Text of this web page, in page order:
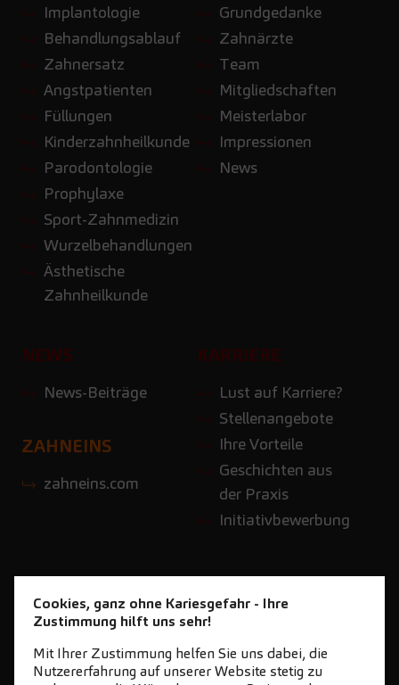
Implantologie
Behandlungsablauf
Zahnersatz
Angstpatienten
Füllungen
Kinderzahnheilkunde
Parodontologie
Prophylaxe
Sport-Zahnmedizin
Wurzelbehandlungen
Ästhetische
Zahnheilkunde
Grundgedanke
Zahnärzte
Team
Mitgliedschaften
Meisterlabor
Impressionen
News
NEWS
News-Beiträge
KARRIERE
Lust auf Karriere?
Stellenangebote
Ihre Vorteile
Geschichten aus
der Praxis
Initiativbewerbung
ZAHNEINS
zahneins.com
Cookies, ganz ohne Kariesgefahr - Ihre
Zustimmung hilft uns sehr!
Mit Ihrer Zustimmung helfen Sie uns dabei, die
Nutzererfahrung auf unserer Website stetig zu